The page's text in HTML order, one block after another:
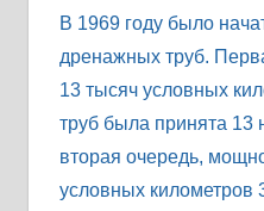
В 1969 году было
дренажных труб.
13 тысяч условных
труб была принята 13
вторая очередь,
условных километров